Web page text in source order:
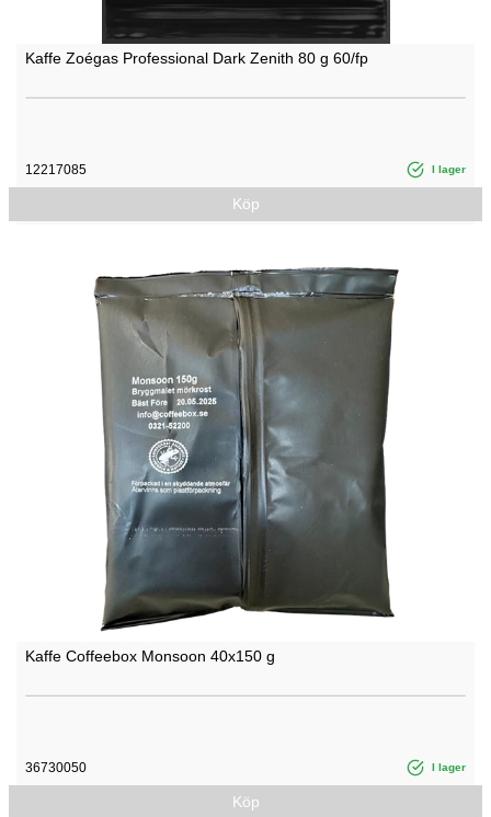
Kaffe Zoégas Professional Dark Zenith 80 g 60/fp
12217085 I lager
Köp
Kaffe Coffeebox Monsoon 40x150 g
36730050 I lager
Köp